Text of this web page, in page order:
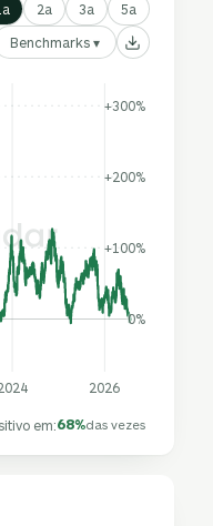
2a 3a 5a
Benchmarks ▾
0%
+100%
+200%
+300%
2026
em:68%das vezes